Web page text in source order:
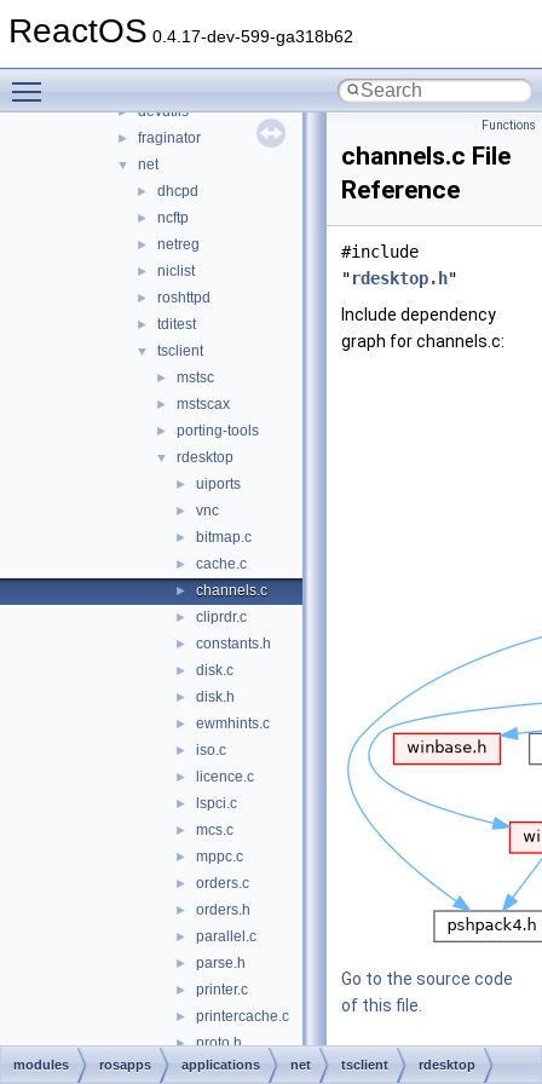
ReactOS 0.4.17-dev-599-ga318b62
▼ rosapps
► devutils
► fraginator
▼ net
► dhcpd
► ncftp
► netreg
► niclist
► roshttpd
► tditest
▼ tsclient
► mstsc
► mstscax
► porting-tools
▼ rdesktop
► uiports
► vnc
► bitmap.c
► cache.c
► channels.c
► cliprdr.c
► constants.h
► disk.c
► disk.h
► ewmhints.c
► iso.c
► licence.c
► lspci.c
► mcs.c
► mppc.c
► orders.c
► orders.h
► parallel.c
► parse.h
► printer.c
► printercache.c
► proto.h
► pstcache.c
Functions
channels.c File
Reference
#include
"rdesktop.h"
Include dependency
graph for channels.c:
Go to the source code
of this file.
Functions
modules rosapps applications net tsclient rdesktop